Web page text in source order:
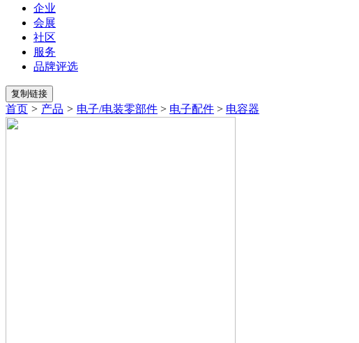
企业
会展
社区
服务
品牌评选
首页 > 产品 > 电子/电装零部件 > 电子配件 > 电容器